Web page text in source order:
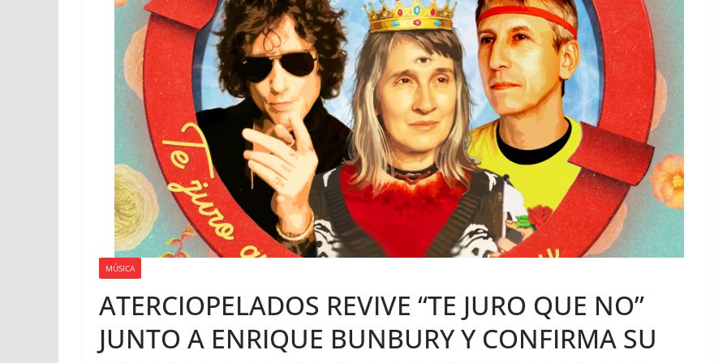
MÚSICA
ATERCIOPELADOS REVIVE “TE JURO QUE NO”
JUNTO A ENRIQUE BUNBURY Y CONFIRMA SU